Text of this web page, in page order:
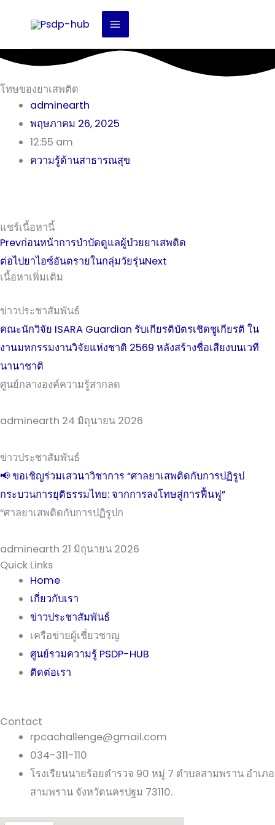
content
โทษของยาเสพติด
adminearth
พฤษภาคม 26, 2025
12:55 am
ความรู้ด้านสาธารณสุข
แชร์เนื้อหานี้
Prevก่อนหน้าการบำบัดดูแลผู้ป่วยยาเสพติด
ต่อไปยาไอซ์อันตรายในกลุ่มวัยรุ่นNext
เนื้อหาเพิ่มเติม
ข่าวประชาสัมพันธ์
คณะนักวิจัย ISARA Guardian รับเกียรติบัตรเชิดชูเกียรติ ใน
งานมหกรรมงานวิจัยแห่งชาติ 2569 หลังสร้างชื่อเสียงบนเวที
นานาชาติ
ศูนย์กลางองค์ความรู้สากลด
adminearth 24 มิถุนายน 2026
ข่าวประชาสัมพันธ์
📢 ขอเชิญร่วมเสวนาวิชาการ “ศาลยาเสพติดกับการปฏิรูป
กระบวนการยุติธรรมไทย: จากการลงโทษสู่การฟื้นฟู”
“ศาลยาเสพติดกับการปฏิรูปก
adminearth 21 มิถุนายน 2026
Quick Links
Home
เกี่ยวกับเรา
ข่าวประชาสัมพันธ์
เครือข่ายผู้เชี่ยวชาญ
ศูนย์รวมความรู้ PSDP-HUB
ติดต่อเรา
Contact
rpcachallenge@gmail.com
034-311-110
โรงเรียนนายร้อยตำรวจ 90 หมู่ 7 ตำบลสามพราน อำเภอ
สามพราน จังหวัดนครปฐม 73110.